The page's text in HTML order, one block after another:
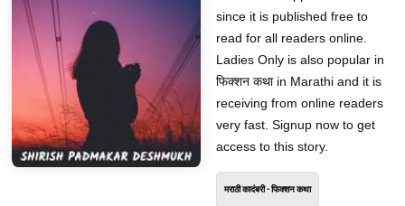
since it is published free to
read for all readers online.
Ladies Only is also popular in
फिक्शन कथा in Marathi and it is
receiving from online readers
very fast. Signup now to get
access to this story.
मराठी कादंबरी - फिक्शन कथा